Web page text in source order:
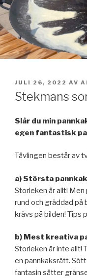
PUBLICERAT
JULI 26, 2022 AV
Stekmans
Slår du min
egen fantastisk
Tävlingen består av
a) Största
Storleken är allt! Men
rund och gräddad på
krävs på bilden! Tips
b) Mest kreativa
Storleken är inte allt!
en pannkaksrätt.
fantasin sätter